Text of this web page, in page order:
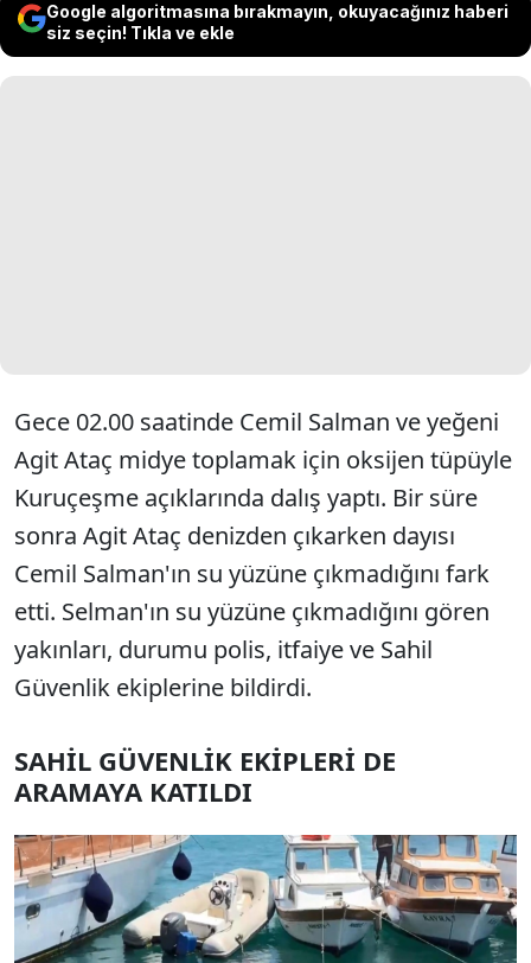
Google algoritmasına bırakmayın, okuyacağınız haberi
siz seçin! Tıkla ve ekle
Gece 02.00 saatinde Cemil Salman ve yeğeni
Agit Ataç midye toplamak için oksijen tüpüyle
Kuruçeşme açıklarında dalış yaptı. Bir süre
sonra Agit Ataç denizden çıkarken dayısı
Cemil Salman'ın su yüzüne çıkmadığını fark
etti. Selman'ın su yüzüne çıkmadığını gören
yakınları, durumu polis, itfaiye ve Sahil
Güvenlik ekiplerine bildirdi.
SAHİL GÜVENLİK EKİPLERİ DE
ARAMAYA KATILDI